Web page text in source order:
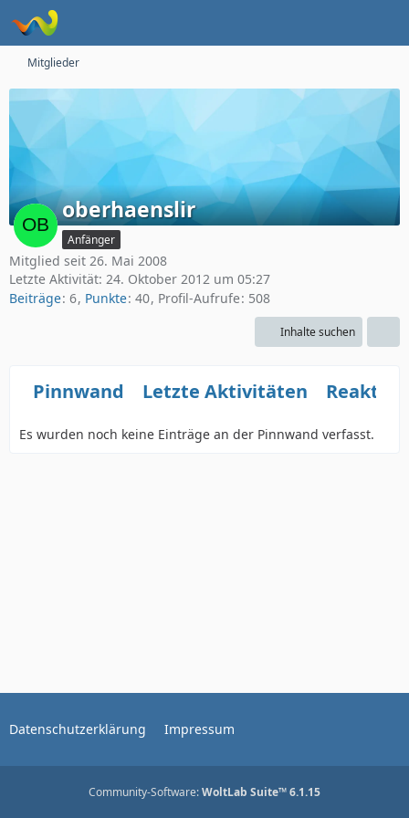
Mitglieder
oberhaenslir
Anfänger
Mitglied seit 26. Mai 2008
Letzte Aktivität: 24. Oktober 2012 um 05:27
Beiträge 6 Punkte 40 Profil-Aufrufe 508
Inhalte suchen
Pinnwand Letzte Aktivitäten
Es wurden noch keine Einträge an der Pinnwand verfasst.
Datenschutzerklärung Impressum
Community-Software:WoltLab Suite™ 6.1.15